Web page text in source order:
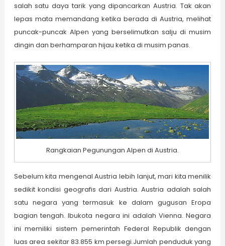
salah satu daya tarik yang dipancarkan Austria. Tak akan
lepas mata memandang ketika berada di Austria, melihat
pun­cak-puncak Alpen yang berselimutkan salju di musim
dingin dan ber­hamparan hijau ketika di musim panas.
Rangkaian Pegunungan Alpen di Austria.
Sebelum kita mengenal Austria lebih lanjut, mari kita menilik
sedikit kondisi geografis dari Austria. Austria adalah salah
satu negara yang termasuk ke dalam gugusan Eropa
bagian tengah. Ibukota negara ini adalah Vienna. Negara
ini memiliki sistem pemerintah Federal Republik dengan
luas area sekitar 83.855 km persegi.Jumlah penduduk yang